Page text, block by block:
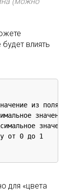
влиять
из поля
от 0 до 1
для «цвета